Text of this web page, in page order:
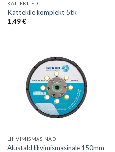
KATTEKILED
Kattekile komplekt 5tk
1,49€
LIHVIMISMASINAD
Alustald lihvimismasinale 150mm